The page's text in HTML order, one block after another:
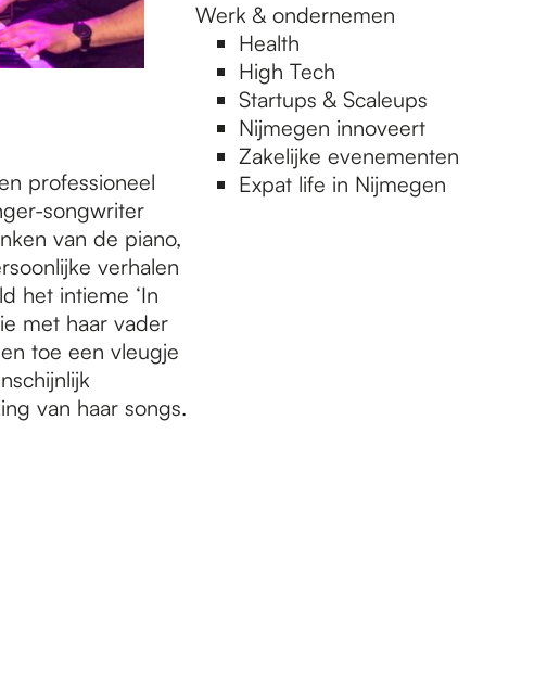
Werk & ondernemen
Health
High Tech
Startups & Scaleups
Nijmegen innoveert
Zakelijke evenementen
Expat life in Nijmegen
professioneel
songwriter
van de piano,
verhalen
het intieme ‘In
met haar vader
toe een vleugje
van haar songs.